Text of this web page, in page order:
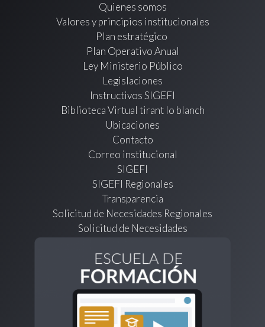
Quienes somos
Valores y principios institucionales
Plan estratégico
Plan Operativo Anual
Ley Ministerio Público
Legislaciones
Instructivos SIGEFI
Biblioteca Virtual tirant lo blanch
Ubicaciones
Contacto
Correo institucional
SIGEFI
SIGEFI Regionales
Transparencia
Solicitud de Necesidades Regionales
Solicitud de Necesidades